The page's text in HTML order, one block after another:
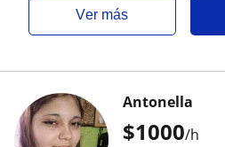
ver más
$1000/h
Antonella